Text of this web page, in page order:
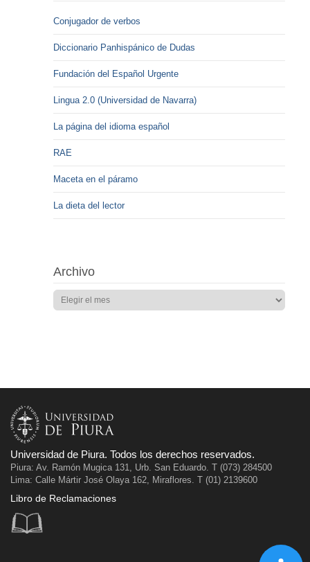
Conjugador de verbos
Diccionario Panhispánico de Dudas
Fundación del Español Urgente
Lingua 2.0 (Universidad de Navarra)
La página del idioma español
RAE
Maceta en el páramo
La dieta del lector
Archivo
Universidad de Piura. Todos los derechos reservados.
Piura: Av. Ramón Mugica 131, Urb. San Eduardo. T (073) 284500
Lima: Calle Mártir José Olaya 162, Miraflores. T (01) 2139600
Libro de Reclamaciones